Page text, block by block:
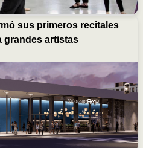
sus primeros recitales
grandes artistas